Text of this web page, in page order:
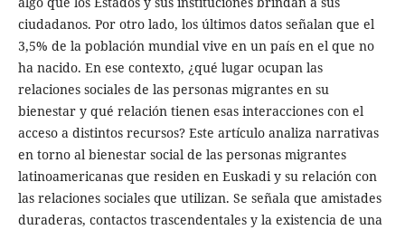
ciudadanos. Por otro lado, los últimos datos señalan que el
3,5% de la población mundial vive en un país en el que no
ha nacido. En ese contexto, ¿qué lugar ocupan las
relaciones sociales de las personas migrantes en su
bienestar y qué relación tienen esas interacciones con el
acceso a distintos recursos? Este artículo analiza narrativas
en torno al bienestar social de las personas migrantes
latinoamericanas que residen en Euskadi y su relación con
las relaciones sociales que utilizan. Se señala que amistades
duraderas, contactos trascendentales y la existencia de una